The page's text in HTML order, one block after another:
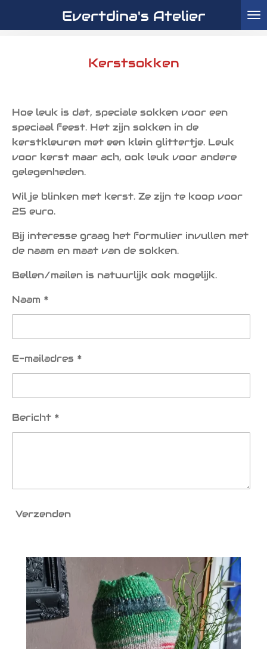
direct
Evertdina's Atelier
Kerstsokken
Hoe leuk is dat, speciale sokken voor een
speciaal feest. Het zijn sokken in de
kerstkleuren met een klein glittertje. Leuk
voor kerst maar ach, ook leuk voor andere
gelegenheden.
Wil je blinken met kerst. Ze zijn te koop voor
25 euro.
Bij interesse graag het formulier invullen met
de naam en maat van de sokken.
Bellen/mailen is natuurlijk ook mogelijk.
Naam *
E-mailadres *
Bericht *
Verzenden